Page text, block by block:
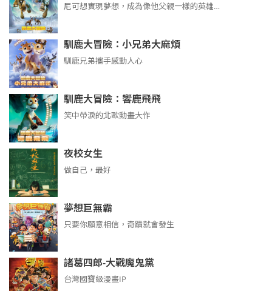
尼可想實現夢想，成為像他父親一樣的英雄…
馴鹿大冒險：小兄弟大麻煩
馴鹿兄弟攜手感動人心
馴鹿大冒險：響鹿飛飛
笑中帶淚的北歐動畫大作
夜校女生
做自己，最好
夢想巨無霸
只要你願意相信，奇蹟就會發生
諸葛四郎-大戰魔鬼黨
台灣國寶級漫畫IP